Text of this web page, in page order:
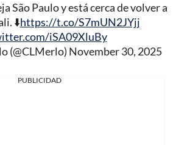
São Paulo y está cerca de volver a
⬇️https://t.co/S7mUN2JYjj
iSA09XluBy
(@CLMerlo) November 30, 2025
PUBLICIDAD